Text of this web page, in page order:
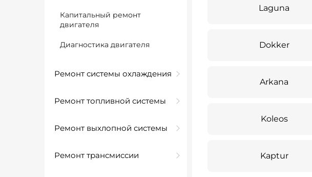
Капитальный ремонт
двигателя
Диагностика двигателя
Ремонт системы охлаждения
Ремонт топливной системы
Ремонт выхлопной системы
Ремонт трансмиссии
Laguna
Dokker
Arkana
Koleos
Kaptur